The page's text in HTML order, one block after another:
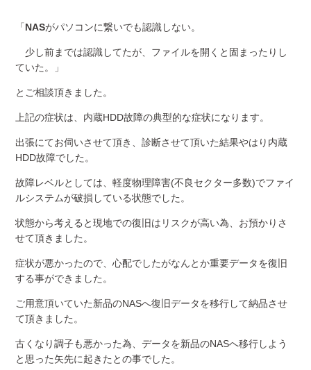
「NASがパソコンに繋いでも認識しない。
少し前までは認識してたが、ファイルを開くと固まったりし
ていた。」
とご相談頂きました。
上記の症状は、内蔵HDD故障の典型的な症状になります。
出張にてお伺いさせて頂き、診断させて頂いた結果やはり内蔵
HDD故障でした。
故障レベルとしては、軽度物理障害(不良セクター多数)でファイ
ルシステムが破損している状態でした。
状態から考えると現地での復旧はリスクが高い為、お預かりさ
せて頂きました。
症状が悪かったので、心配でしたがなんとか重要データを復旧
する事ができました。
ご用意頂いていた新品のNASへ復旧データを移行して納品させ
て頂きました。
古くなり調子も悪かった為、データを新品のNASへ移行しよう
と思った矢先に起きたとの事でした。